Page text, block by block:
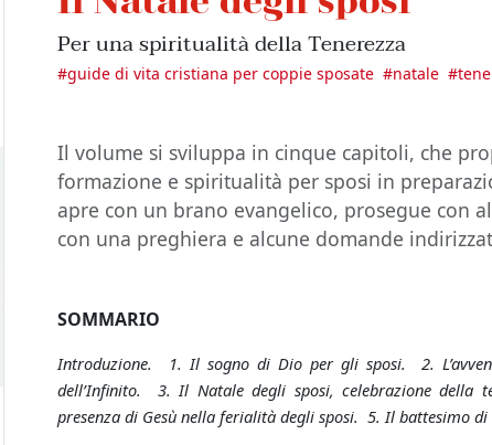
Per una spiritualità della Tenerezza
#guide di vita cristiana per coppie sposate #natale #
Il volume si sviluppa in cinque capitoli, che
formazione e spiritualità per sposi in
apre con un brano evangelico, prosegue con
con una preghiera e alcune domande
SOMMARIO
Introduzione. 1. Il sogno di Dio per gli sposi. 2.
dell’Infinito. 3. Il Natale degli sposi, celebrazione della
presenza di Gesù nella ferialità degli sposi. 5. Il battesimo di